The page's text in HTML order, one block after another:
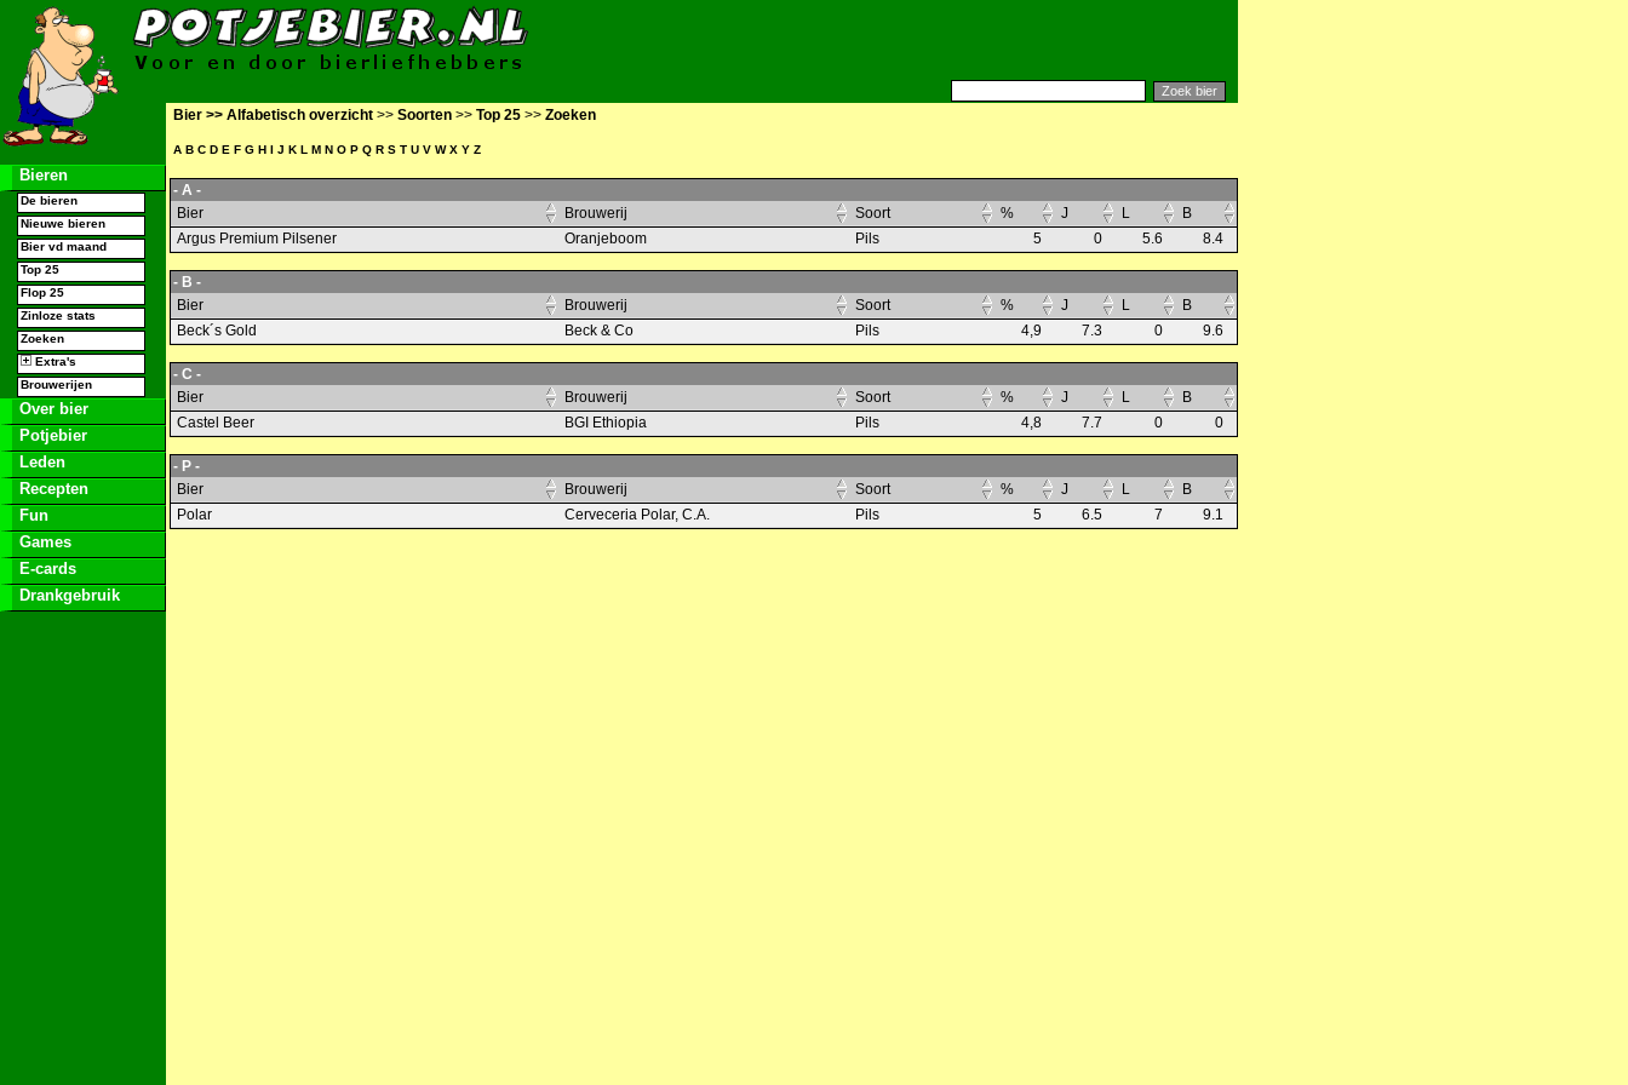
Bieren
De bieren
Nieuwe bieren
Bier vd maand
Top 25
Flop 25
Zinloze stats
Zoeken
Extra's
Brouwerijen
Over bier
Potjebier
Leden
Recepten
Fun
Games
E-cards
Drankgebruik
Bier >> Alfabetisch overzicht >> Soorten >> Top 25 >> Zoeken
A B C D E F G H I J K L M N O P Q R S T U V W X Y Z
- A -
Bier
Brouwerij Soort % J L
B
Argus Premium Pilsener
Oranjeboom Pils 5 0 5.6 8.4
- B -
Bier
Brouwerij Soort % J L
B
Beck´s Gold
Beck & Co Pils 4,9 7.3 0 9.6
- C -
Bier
Brouwerij Soort % J L
B
Castel Beer
BGI Ethiopia Pils 4,8 7.7 0 0
- P -
Bier
Brouwerij Soort % J L
B
Polar
Cerveceria Polar, C.A. Pils 5 6.5 7 9.1